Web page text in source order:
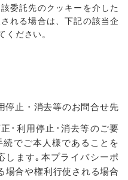
委託先のクッキーを介した
れる場合は、下記の該当企
ください。
停止・消去等のお問合せ先
･利用停止･消去等のご要
でご本人様であることを
します｡本プライバシーポ
場合や権利行使される場合